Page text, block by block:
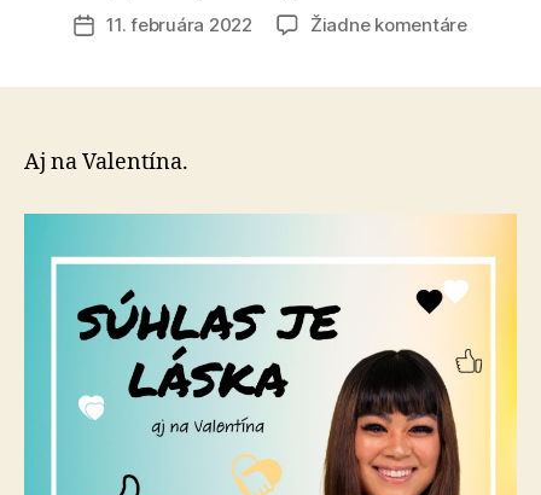
článku
Dátum
11. februára 2022 Žiadne komentárena
Aj na Valentína.